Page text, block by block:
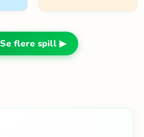
Se flere spill ▶